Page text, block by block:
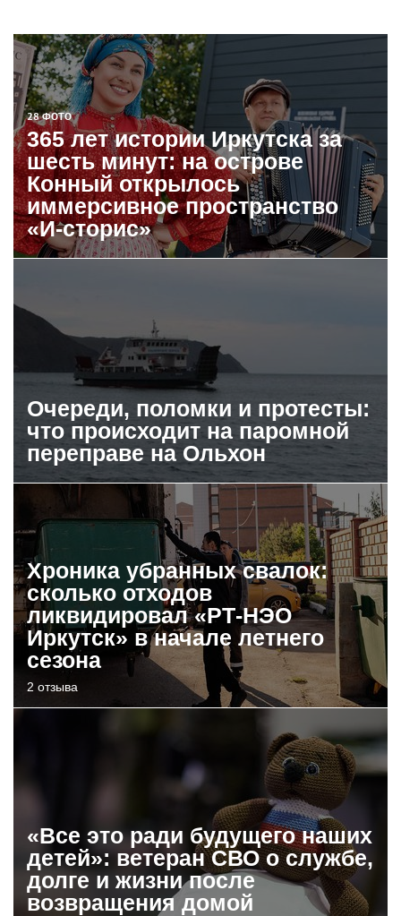
28 ФОТО
365 лет истории Иркутска за
шесть минут: на острове
Конный открылось
иммерсивное пространство
«И-сторис»
Очереди, поломки и протесты:
что происходит на паромной
переправе на Ольхон
Хроника убранных свалок:
сколько отходов
ликвидировал «РТ-НЭО
Иркутск» в начале летнего
сезона
2 отзыва
«Все это ради будущего наших
детей»: ветеран СВО о службе,
долге и жизни после
возвращения домой